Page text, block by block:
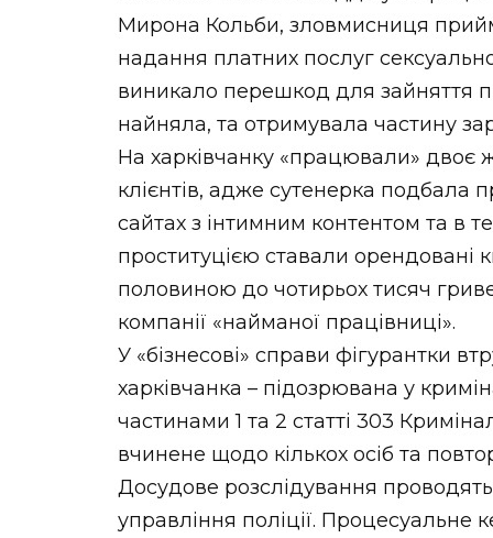
Мирона Кольби, зловмисниця
надання платних послуг
виникало перешкод для зайняття
найняла, та отримувала частину
На харківчанку «працювали»
клієнтів, адже сутенерка подбала
сайтах з інтимним контентом та в
проституцією ставали орендовані
половиною до чотирьох тисяч
компанії «найманої працівниці».
У «бізнесові» справи фігурантки
харківчанка – підозрювана у
частинами 1 та 2 статті 303
вчинене щодо кількох осіб та
Досудове розслідування
управління поліції. Процесуальне